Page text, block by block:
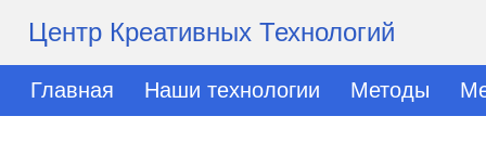
Центр Креативных Технологий
Главная Наши технологии Методы